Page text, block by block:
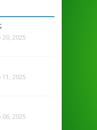
20, 2025
11, 2025
06, 2025